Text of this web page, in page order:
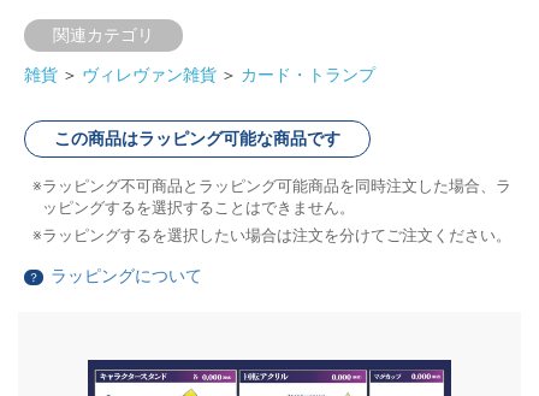
関連カテゴリ
雑貨 ＞ ヴィレヴァン雑貨 ＞ カード・トランプ
この商品はラッピング可能な商品です
ラッピング不可商品とラッピング可能商品を同時注文した場合、ラ
ッピングするを選択することはできません。
ラッピングするを選択したい場合は注文を分けてご注文ください。
？ ラッピングについて